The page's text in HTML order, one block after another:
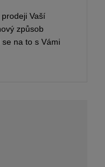
Vaší
způsob
na to s Vámi